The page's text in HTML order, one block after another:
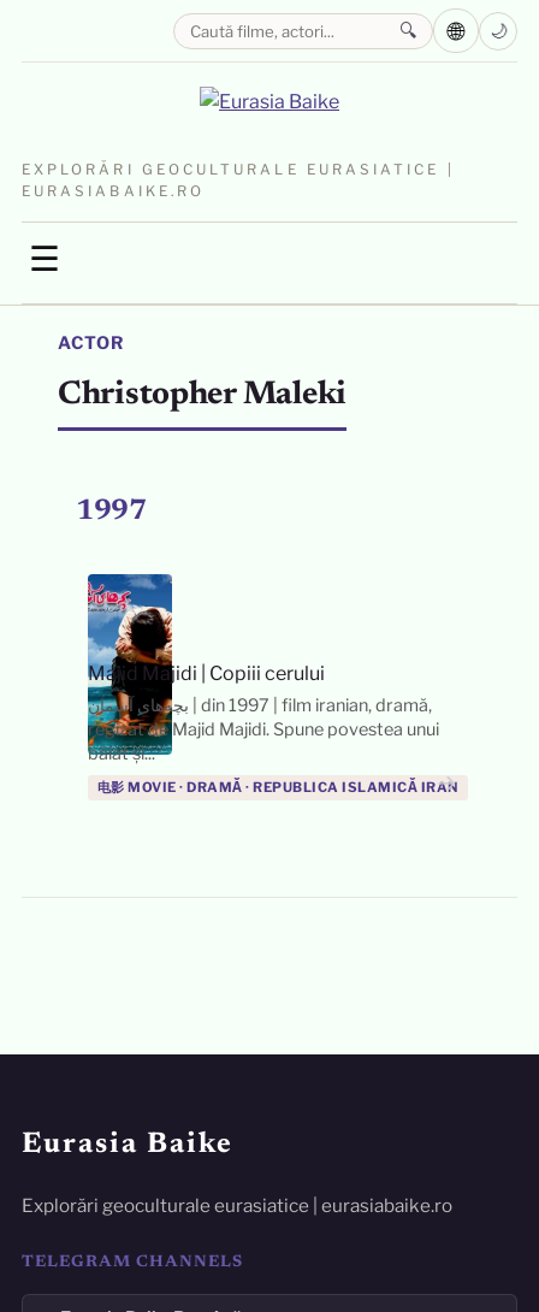
EXPLORĂRI GEOCULTURALE EURASIATICE |
EURASIABAIKE.RO
☰
🔍 🌐 🌙
ACTOR
Christopher Maleki
1997
Majid Majidi Copiii cerului
بچه‌های آسمان | din 1997 | film iranian, dramă,
regizat de Majid Majidi. Spune povestea unui
băiat și...
电影 MOVIE · DRAMĂ · REPUBLICA ISLAMICĂ IRAN
→
Eurasia Baike
Explorări geoculturale eurasiatice | eurasiabaike.ro
TELEGRAM CHANNELS